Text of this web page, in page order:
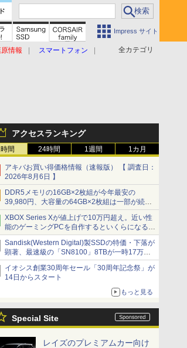
Impress サイト
全カテゴリ
情報
スマートフォン
アクセスランキング
間 24時間 1週間 1カ月
アキバお買い得価格情報（速報版） 【 調査日：
2026年8月6日 】
DDR5メモリの16GB×2枚組が今年最安の
39,980円、大容量の64GB×2枚組は一部が続騰
[8月前半のメモリ価格]
XBOX Series Xが値上げで10万円超え。近い性
能のゲーミングPCを自作するといくらになる？
【石田賀津男の『酒の肴にPCゲーム』】
Sandisk(Western Digital)製SSDの特価・下落が
顕著、最速級の「SN8100」8TBが一時17万円
割れ [8月前半のSSD価格]
イオシス創業30周年セール「30周年記念祭」が
14日からスタート
もっと見る
Special Site
レイズのプレミアムカー向け